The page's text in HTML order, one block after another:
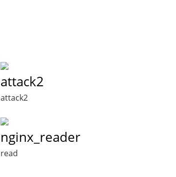
attack2
attack2
nginx_reader
read